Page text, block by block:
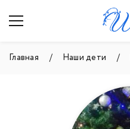
Главная Наши дети